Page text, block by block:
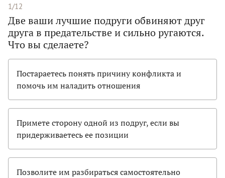
1/12
Две ваши лучшие подруги обвиняют друг
друга в предательстве и сильно ругаются.
Что вы сделаете?
Постараетесь понять причину конфликта и
помочь им наладить отношения
Примете сторону одной из подруг, если вы
придерживаетесь ее позиции
Позволите им разбираться самостоятельно